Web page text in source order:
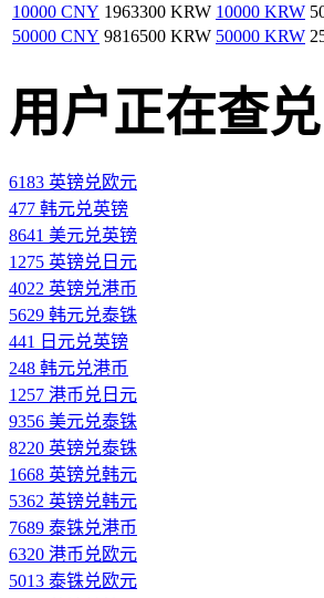
10000 CNY 1963300 KRW 10000 KRW
50000 CNY 9816500 KRW 50000 KRW
用户正在查兑
6183 英镑兑欧元
477 韩元兑英镑
8641 美元兑英镑
1275 英镑兑日元
4022 英镑兑港币
5629 韩元兑泰铢
441 日元兑英镑
248 韩元兑港币
1257 港币兑日元
9356 美元兑泰铢
8220 英镑兑泰铢
1668 英镑兑韩元
5362 英镑兑韩元
7689 泰铢兑港币
6320 港币兑欧元
5013 泰铢兑欧元